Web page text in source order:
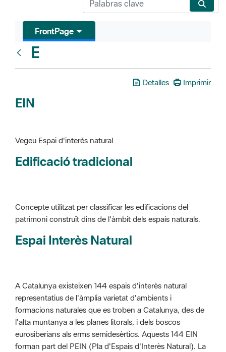
FrontPage
E
Detalles Imprimir
EIN
Vegeu Espai d'interès natural
Edificació tradicional
Concepte utilitzat per classificar les edificacions del
patrimoni construït dins de l'àmbit dels espais naturals.
Espai Interès Natural
A Catalunya existeixen 144 espais d'interès natural
representatius de l'àmplia varietat d'ambients i
formacions naturales que es troben a Catalunya, des de
l'alta muntanya a les planes litorals, i dels boscos
eurosiberians als erms semidesèrtics. Aquests 144 EIN
forman part del PEIN (Pla d'Espais d'Interès Natural). La